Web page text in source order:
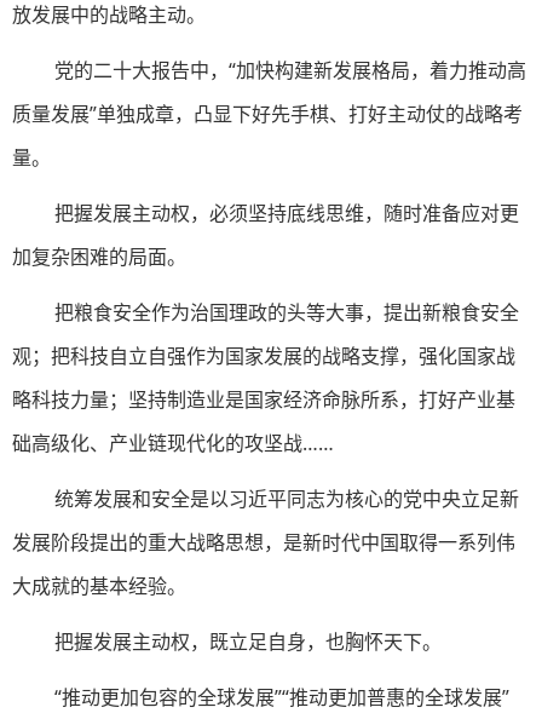
放发展中的战略主动。
党的二十大报告中，“加快构建新发展格局，着力推动高
质量发展”单独成章，凸显下好先手棋、打好主动仗的战略考
量。
把握发展主动权，必须坚持底线思维，随时准备应对更
加复杂困难的局面。
把粮食安全作为治国理政的头等大事，提出新粮食安全
观；把科技自立自强作为国家发展的战略支撑，强化国家战
略科技力量；坚持制造业是国家经济命脉所系，打好产业基
础高级化、产业链现代化的攻坚战……
统筹发展和安全是以习近平同志为核心的党中央立足新
发展阶段提出的重大战略思想，是新时代中国取得一系列伟
大成就的基本经验。
把握发展主动权，既立足自身，也胸怀天下。
“推动更加包容的全球发展”“推动更加普惠的全球发展”